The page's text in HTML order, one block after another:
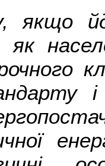
якщо
як